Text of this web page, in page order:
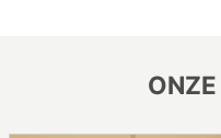
ONZE